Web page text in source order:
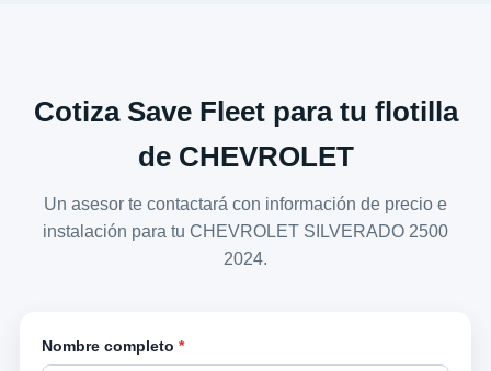
Cotiza Save Fleet para tu flotilla
de CHEVROLET
Un asesor te contactará con información de precio e
instalación para tu CHEVROLET SILVERADO 2500
2024.
Nombre completo *